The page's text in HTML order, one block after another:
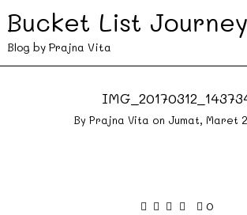
Bucket List Journey
Blog by Prajna Vita
By Prajna Vita on Jumat, Maret
0